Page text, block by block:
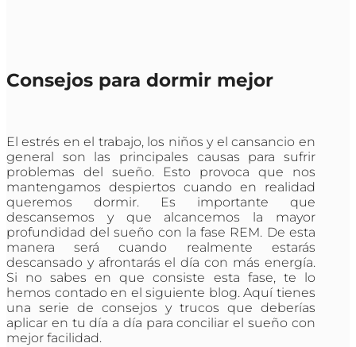
Consejos para dormir mejor
El estrés en el trabajo, los niños y el cansancio en
general son las principales causas para sufrir
problemas del sueño. Esto provoca que nos
mantengamos despiertos cuando en realidad
queremos dormir. Es importante que
descansemos y que alcancemos la mayor
profundidad del sueño con la fase REM. De esta
manera será cuando realmente estarás
descansado y afrontarás el día con más energía.
Si no sabes en que consiste esta fase, te lo
hemos contado en el siguiente blog. Aquí tienes
una serie de consejos y trucos que deberías
aplicar en tu día a día para conciliar el sueño con
mejor facilidad.